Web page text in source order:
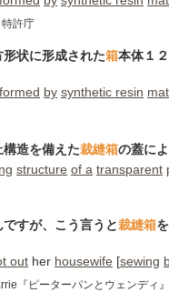
特許庁
状に形成された箱本体１
formed by synthetic resin
造を備えた裁縫箱の蓋に
structure of a transparent
すが、こう言うと裁縫箱
out her housewife [sewing
『ピーターパンとウェンディ』